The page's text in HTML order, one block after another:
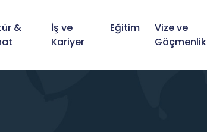
&
İş ve
Kariyer
Eğitim
Vize ve
Göçmenlik